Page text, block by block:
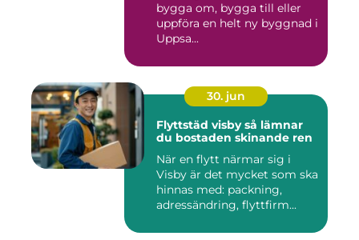
bygga om, bygga till eller
uppföra en helt ny byggnad i
Uppsa...
30. jun
Flyttstäd visby så lämnar
du bostaden skinande ren
När en flytt närmar sig i
Visby är det mycket som ska
hinnas med: packning,
adressändring, flyttfirm...